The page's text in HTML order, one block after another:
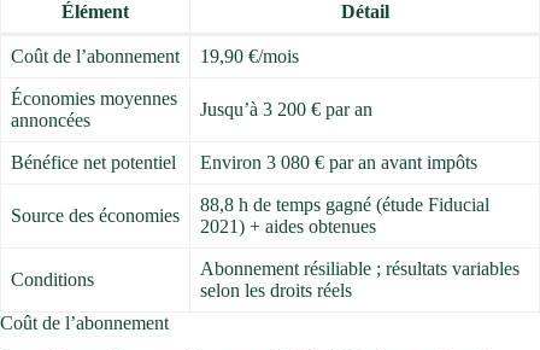
Élément Détail
Coût de l’abonnement 19,90 €/mois
Économies moyennes
annoncées
Jusqu’à 3 200 € par an
Bénéfice net potentiel Environ 3 080 € par an avant impôts
Source des économies
88,8 h de temps gagné (étude Fiducial
2021) + aides obtenues
Conditions
Abonnement résiliable ; résultats variables
selon les droits réels
Coût de l’abonnement